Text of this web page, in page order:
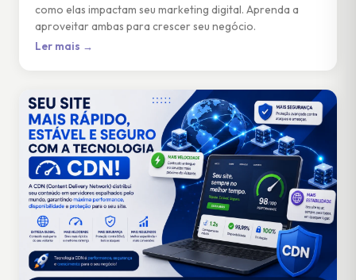
como elas impactam seu marketing digital. Aprenda a
aproveitar ambas para crescer seu negócio.
Ler mais →